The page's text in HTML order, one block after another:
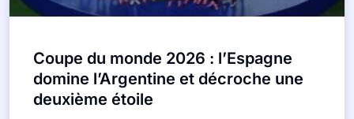
Coupe du monde 2026 : l’Espagne
domine l’Argentine et décroche une
deuxième étoile